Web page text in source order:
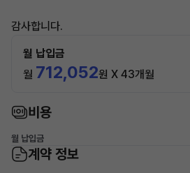
감사합니다.
월 납입금
월 712,052원 X 43개월
비용
월 납입금
계약 정보